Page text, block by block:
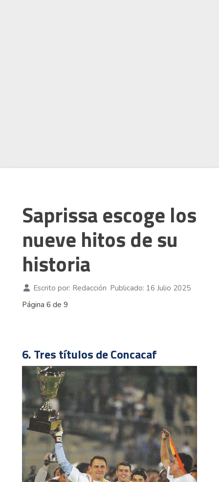
Saprissa escoge los
nueve hitos de su
historia
Escrito por: Redacción Publicado: 16 Julio 2025
Página 6 de 9
6. Tres títulos de Concacaf